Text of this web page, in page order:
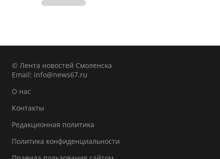
© Лента новостей Смоленска
Email: info@news67.ru
О нас
Контакты
Редакционная политика
Политика конфиденциальности